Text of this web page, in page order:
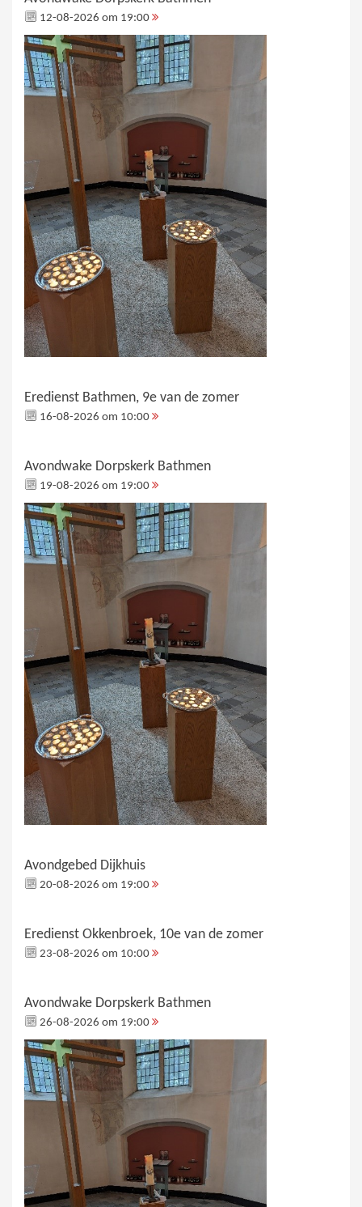
12-08-2026 om 19:00
Eredienst Bathmen, 9e van de zomer
16-08-2026 om 10:00
Avondwake Dorpskerk Bathmen
19-08-2026 om 19:00
Avondgebed Dijkhuis
20-08-2026 om 19:00
Eredienst Okkenbroek, 10e van de zomer
23-08-2026 om 10:00
Avondwake Dorpskerk Bathmen
26-08-2026 om 19:00